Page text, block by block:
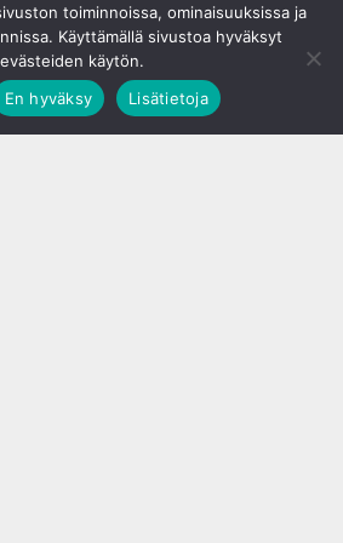
toiminnoissa, ominaisuuksissa ja
Käyttämällä sivustoa hyväksyt
evästeiden käytön.
En hyväksy Lisätietoja